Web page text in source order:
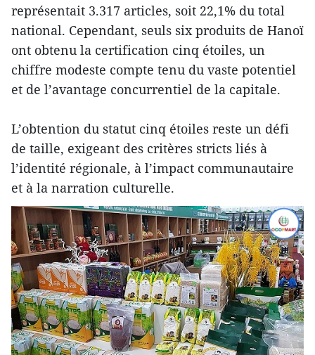
représentait 3.317 articles, soit 22,1% du total
national. Cependant, seuls six produits de Hanoï
ont obtenu la certification cinq étoiles, un
chiffre modeste compte tenu du vaste potentiel
et de l’avantage concurrentiel de la capitale.
L’obtention du statut cinq étoiles reste un défi
de taille, exigeant des critères stricts liés à
l’identité régionale, à l’impact communautaire
et à la narration culturelle.